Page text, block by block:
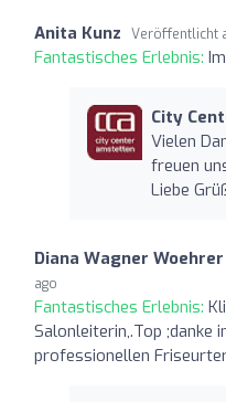
Anita Kunz Veröffentlicht
Fantastisches Erlebnis:
City
Vielen
freuen
Liebe
Diana Wagner Woehrer
ago
Fantastisches Erlebnis:
Salonleiterin,.Top ;danke
professionellen